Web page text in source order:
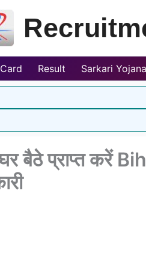
Result Sarkari Yojana
बैठे प्राप्त करें